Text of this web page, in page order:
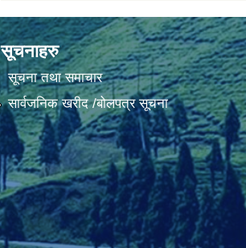
सूचनाहरु
सूचना तथा समाचार
सार्वजनिक खरीद /बोलपत्र सूचना